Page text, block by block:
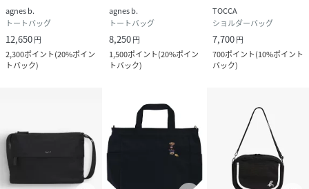
agnes b.
トートバッグ
12,650円
2,300ポイント(20%ポイン
トバック)
agnes b.
トートバッグ
8,250円
1,500ポイント(20%ポイン
トバック)
TOCCA
ショルダーバッグ
7,700円
700ポイント(10%ポイント
バック)